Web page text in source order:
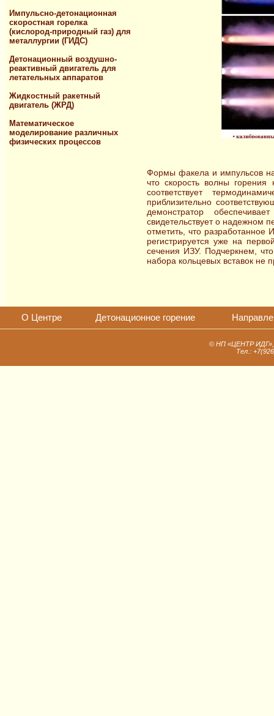
Импульсно-детонационная
скоростная горелка
(кислород-природный газ) для
металлургии (ГИДС)
Детонационный воздушно-
реактивный двигатель для
летательных аппаратов
Жидкостный ракетный
двигатель (ЖРД)
Математическое
моделирование различных
физических процессов
Формы факела и импульсов
что скорость волны
соответствует
приблизительно
демонстратор
свидетельствует о надежном
отметить, что
регистрируется уже на
сечения ИЗУ. Подчеркнем,
набора кольцевых вставок не
О Центре Детонационное горение
© НП «ЦЕНТР ИДГ»,
Тел.: